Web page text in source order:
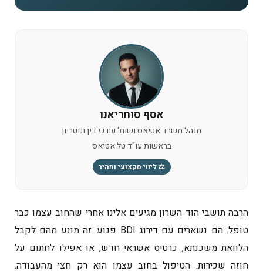
אסף סוחריאנו
מנהל משרד אטיאס ושות' עורכי דין ונוטריון
בראשות עו"ד טל אטיאס
⚖️ ליווי מקצועי ומהיר
הרבה תושבי הוד השרון מגיעים אלינו אחרי שהחוב עצמו כבר
טופל. הם נשארים עם דירוג BDI פגוע. זה מונע מהם לקבל
הלוואת משכנתא, כרטיס אשראי חדש, או אפילו לחתום על
חוזה שכירות. הטיפול בחוב עצמו הוא רק חצי מהעבודה.